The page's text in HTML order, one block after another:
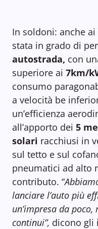
In soldoni: anche
stata in grado di
autostrada, con
superiore ai 7km/
consumo
a velocità be
un’efficienza
all’apporto dei 5
solari racchiusi in
sul tetto e sul
pneumatici ad alto
contributo. “
lanciare l’auto più
un’impresa da
continui”, dicono gli